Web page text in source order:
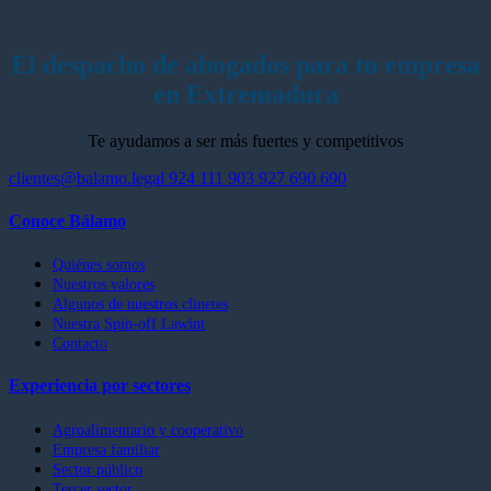
El despacho de abogados para tu empresa
en Extremadura
Te ayudamos a ser más fuertes y competitivos
clientes@balamo.legal 924 111 903 927 690 690
Conoce Bálamo
Quiénes somos
Nuestros valores
Algunos de nuestros clinetes
Nuestra Spin-off Lawint
Contacto
Experiencia por sectores
Agroalimentario y cooperativo
Empresa familiar
Sector público